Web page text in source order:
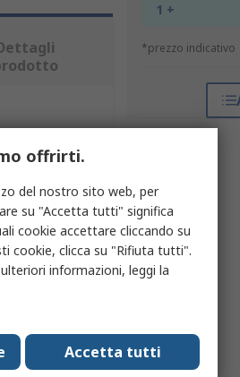
1 +
*prezzo indicativo
offrirti.
del nostro sito web, per
su "Accetta tutti" significa
cookie accettare cliccando su
cookie, clicca su "Rifiuta tutti".
informazioni, leggi la
Accetta tutti